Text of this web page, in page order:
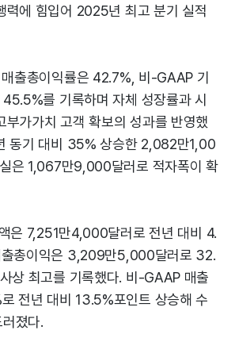
력에 힘입어 2025년 최고 분기 실적
출총이익률은 42.7%, 비-GAAP 기
를 기록하며 자체 성장률과 시
부가가치 고객 확보의 성과를 반영했
동기 대비 35% 상승한 2,082만1,00
은 1,067만9,000달러로 적자폭이 확
은 7,251만4,000달러로 전년 대비 4.
출총이익은 3,209만5,000달러로 32.
상 최고를 기록했다. 비-GAAP 매출
전년 대비 13.5%포인트 상승해 수
졌다.